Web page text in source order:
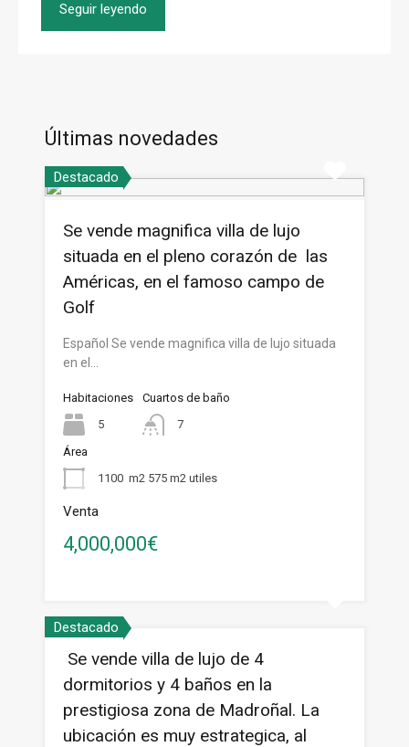
Seguir leyendo
Últimas novedades
Destacado
Se vende magnifica villa de lujo
situada en el pleno corazón de las
Américas, en el famoso campo de
Golf
Español Se vende magnifica villa de lujo situada
en el…
Habitaciones
5
Cuartos de baño
7
Área
1100 m2 575 m2 utiles
Venta
4,000,000€
Destacado
Se vende villa de lujo de 4
dormitorios y 4 baños en la
prestigiosa zona de Madroñal. La
ubicación es muy estrategica, al